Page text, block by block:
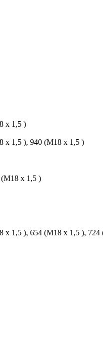
x 1,5 )
x 1,5 ), 940 (M18 x 1,5 )
x 1,5 )
1,5 ), 654 (M18 x 1,5 ),